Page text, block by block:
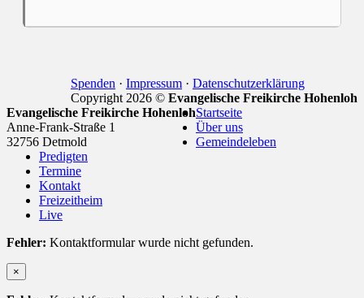
Spenden · Impressum · Datenschutzerklärung
Copyright 2026 © Evangelische Freikirche Hohenloh
Evangelische Freikirche Hohenloh
Anne-Frank-Straße 1
32756 Detmold
Startseite
Über uns
Gemeindeleben
Predigten
Termine
Kontakt
Freizeitheim
Live
Fehler: Kontaktformular wurde nicht gefunden.
×